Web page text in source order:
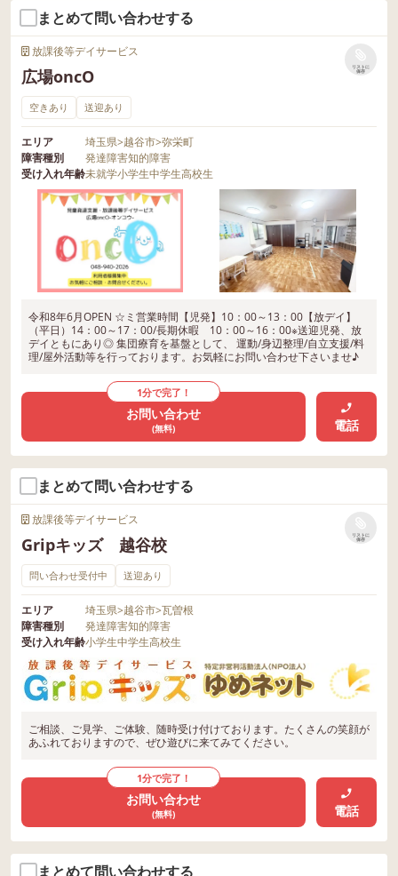
まとめて問い合わせする
放課後等デイサービス
広場oncO
リストに
保存
空きあり 送迎あり
エリア 埼玉県>越谷市>弥栄町
障害種別
発達障害知的障害
受け入れ年齢未就学小学生中学生高校生
令和8年6月OPEN ☆ミ営業時間【児発】10：00～13：00【放デイ】
（平日）14：00～17：00/長期休暇 10：00～16：00※送迎児発、放
デイともにあり◎ 集団療育を基盤として、 運動/身辺整理/自立支援/料
理/屋外活動等を行っております。お気軽にお問い合わせ下さいませ♪
1分で完了！
お問い合わせ
(無料) 電話
まとめて問い合わせする
放課後等デイサービス
Gripキッズ 越谷校
リストに
保存
問い合わせ受付中 送迎あり
エリア 埼玉県>越谷市>瓦曽根
障害種別
発達障害知的障害
受け入れ年齢小学生中学生高校生
ご相談、ご見学、ご体験、随時受け付けております。たくさんの笑顔が
あふれておりますので、ぜひ遊びに来てみてください。
1分で完了！
お問い合わせ
(無料) 電話
まとめて問い合わせする